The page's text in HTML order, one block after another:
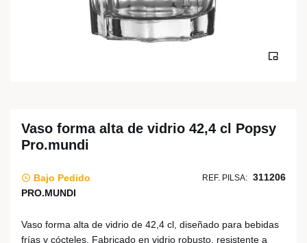
Vaso forma alta de vidrio 42,4 cl Popsy
Pro.mundi
Bajo Pedido REF. PILSA: 311206
PRO.MUNDI
Vaso forma alta de vidrio de 42,4 cl, diseñado para bebidas
frías y cócteles. Fabricado en vidrio robusto, resistente a